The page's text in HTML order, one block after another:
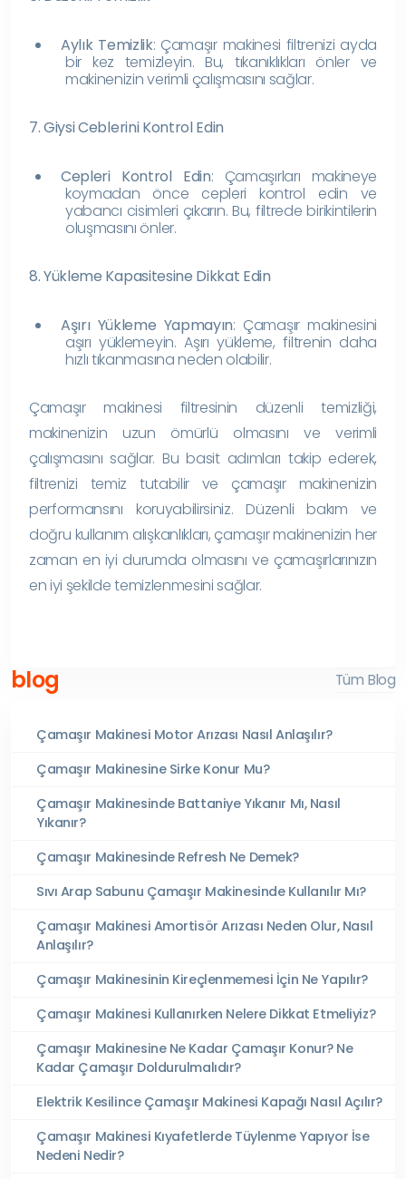
Aylık Temizlik: Çamaşır makinesi filtrenizi ayda
bir kez temizleyin. Bu, tıkanıklıkları önler ve
makinenizin verimli çalışmasını sağlar.
7. Giysi Ceblerini Kontrol Edin
Cepleri Kontrol Edin: Çamaşırları makineye
koymadan önce cepleri kontrol edin ve
yabancı cisimleri çıkarın. Bu, filtrede birikintilerin
oluşmasını önler.
8. Yükleme Kapasitesine Dikkat Edin
Aşırı Yükleme Yapmayın: Çamaşır makinesini
aşırı yüklemeyin. Aşırı yükleme, filtrenin daha
hızlı tıkanmasına neden olabilir.
Çamaşır makinesi filtresinin düzenli temizliği,
makinenizin uzun ömürlü olmasını ve verimli
çalışmasını sağlar. Bu basit adımları takip ederek,
filtrenizi temiz tutabilir ve çamaşır makinenizin
performansını koruyabilirsiniz. Düzenli bakım ve
doğru kullanım alışkanlıkları, çamaşır makinenizin her
zaman en iyi durumda olmasını ve çamaşırlarınızın
en iyi şekilde temizlenmesini sağlar.
blog Tüm Blog
Çamaşır Makinesi Motor Arızası Nasıl Anlaşılır?
Çamaşır Makinesine Sirke Konur Mu?
Çamaşır Makinesinde Battaniye Yıkanır Mı, Nasıl
Yıkanır?
Çamaşır Makinesinde Refresh Ne Demek?
Sıvı Arap Sabunu Çamaşır Makinesinde Kullanılır Mı?
Çamaşır Makinesi Amortisör Arızası Neden Olur, Nasıl
Anlaşılır?
Çamaşır Makinesinin Kireçlenmemesi İçin Ne Yapılır?
Çamaşır Makinesi Kullanırken Nelere Dikkat Etmeliyiz?
Çamaşır Makinesine Ne Kadar Çamaşır Konur? Ne
Kadar Çamaşır Doldurulmalıdır?
Elektrik Kesilince Çamaşır Makinesi Kapağı Nasıl Açılır?
Çamaşır Makinesi Kıyafetlerde Tüylenme Yapıyor İse
Nedeni Nedir?